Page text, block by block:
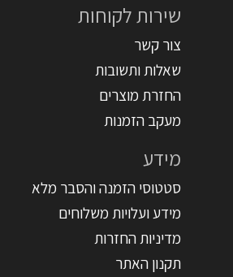
שירות לקוחות
צור קשר
שאלות ותשובות
החזרת מוצרים
מעקב הזמנות
מידע
סטטוסי הזמנה והסבר מלא
מידע ועלויות משלוחים
מדיניות החזרות
תקנון האתר